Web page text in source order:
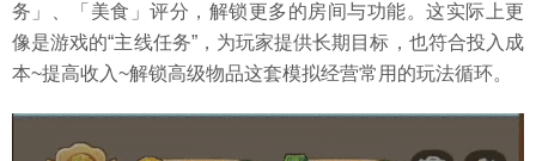
务」、「美食」评分，解锁更多的房间与功能。这实际上更
像是游戏的“主线任务”，为玩家提供长期目标，也符合投入成
本~提高收入~解锁高级物品这套模拟经营常用的玩法循环。